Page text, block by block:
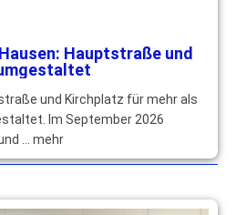
Hauptstraße und
und Kirchplatz für mehr als
Im September 2026
… mehr